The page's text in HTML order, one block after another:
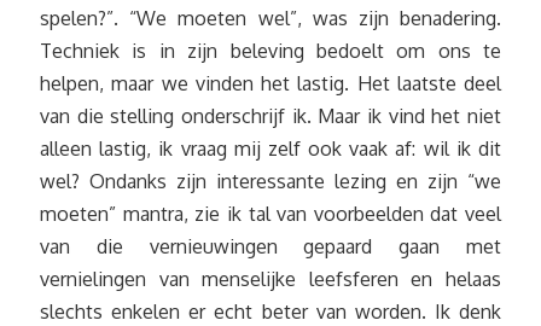
spelen?”. “We moeten wel”, was zijn benadering.
Techniek is in zijn beleving bedoelt om ons te
helpen, maar we vinden het lastig. Het laatste deel
van die stelling onderschrijf ik. Maar ik vind het niet
alleen lastig, ik vraag mij zelf ook vaak af: wil ik dit
wel? Ondanks zijn interessante lezing en zijn “we
moeten” mantra, zie ik tal van voorbeelden dat veel
van die vernieuwingen gepaard gaan met
vernielingen van menselijke leefsferen en helaas
slechts enkelen er echt beter van worden. Ik denk